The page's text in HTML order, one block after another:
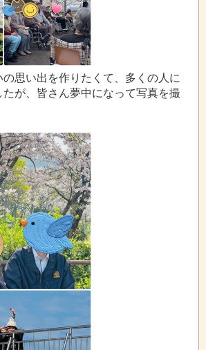
思い出を作りたくて、多くの人に
が、皆さん夢中になって写真を撮